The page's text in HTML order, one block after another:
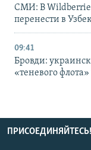
СМИ: В Wildberries
перенести в
09:41
Бровди:
«теневого
ПРИСОЕДИНЯЙТЕСЬ!